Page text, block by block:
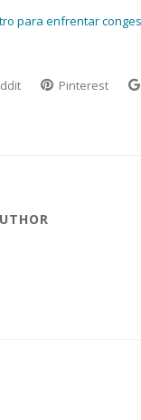
para enfrentar
Pinterest